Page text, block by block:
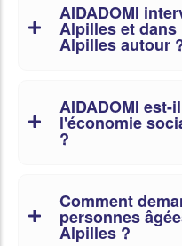
AIDADOMI
Alpilles et
Alpilles autour
AIDADOMI est-
l'économie
?
Comment
personnes
Alpilles ?